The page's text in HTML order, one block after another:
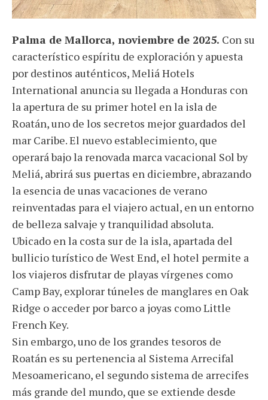
Palma de Mallorca, noviembre de 2025. Con su
característico espíritu de exploración y apuesta
por destinos auténticos, Meliá Hotels
International anuncia su llegada a Honduras con
la apertura de su primer hotel en la isla de
Roatán, uno de los secretos mejor guardados del
mar Caribe. El nuevo establecimiento, que
operará bajo la renovada marca vacacional Sol by
Meliá, abrirá sus puertas en diciembre, abrazando
la esencia de unas vacaciones de verano
reinventadas para el viajero actual, en un entorno
de belleza salvaje y tranquilidad absoluta.
Ubicado en la costa sur de la isla, apartada del
bullicio turístico de West End, el hotel permite a
los viajeros disfrutar de playas vírgenes como
Camp Bay, explorar túneles de manglares en Oak
Ridge o acceder por barco a joyas como Little
French Key.
Sin embargo, uno de los grandes tesoros de
Roatán es su pertenencia al Sistema Arrecifal
Mesoamericano, el segundo sistema de arrecifes
más grande del mundo, que se extiende desde